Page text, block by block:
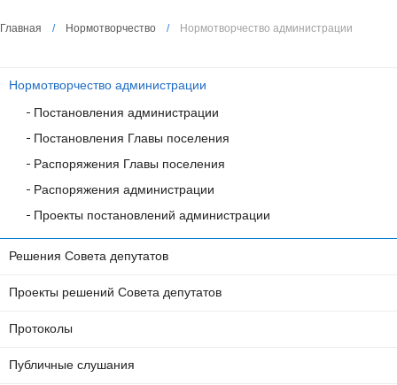
Главная / Нормотворчество / Нормотворчество администрации
Нормотворчество администрации
Постановления администрации
Постановления Главы поселения
Распоряжения Главы поселения
Распоряжения администрации
Проекты постановлений администрации
Решения Совета депутатов
Проекты решений Совета депутатов
Протоколы
Публичные слушания